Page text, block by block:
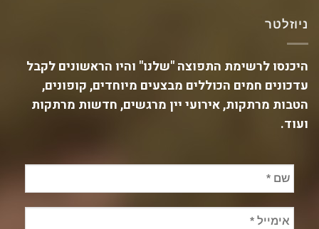
ניוזלטר
היכנסו לרשימת התפוצה "שלנו" והיו הראשונים לקבל
עדכונים חמים הכוללים מבצעים מיוחדים, קופונים,
הטבות מרתקות, אירועי יין מרגשים, חדשות מרתקות
ועוד.